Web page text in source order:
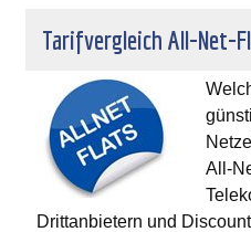
Tarifvergleich All-Net-
All-
Drittanbietern und